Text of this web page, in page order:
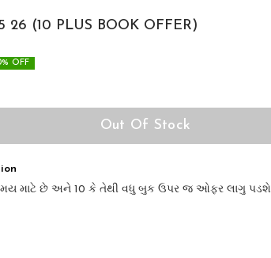
26 (10 PLUS BOOK OFFER)
% OFF
Out Of Stock
માટે છે અને 10 કે તેથી વધુ બુક ઉપર જ ઓફર લાગુ પડશે